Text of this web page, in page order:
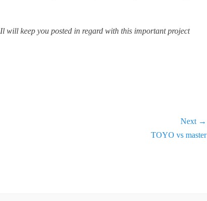
Il will keep you posted in regard with this important project
Next →
TOYO vs master